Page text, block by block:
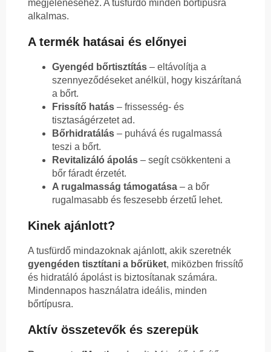
megjelenéséhez. A tusfürdő minden bőrtípusra
alkalmas.
A termék hatásai és előnyei
Gyengéd bőrtisztítás – eltávolítja a
szennyeződéseket anélkül, hogy kiszárítaná
a bőrt.
Frissítő hatás – frissesség- és
tisztaságérzetet ad.
Bőrhidratálás – puhává és rugalmassá
teszi a bőrt.
Revitalizáló ápolás – segít csökkenteni a
bőr fáradt érzetét.
A rugalmasság támogatása – a bőr
rugalmasabb és feszesebb érzetű lehet.
Kinek ajánlott?
A tusfürdő mindazoknak ajánlott, akik szeretnék
gyengéden tisztítani a bőrüket, miközben frissítő
és hidratáló ápolást is biztosítanak számára.
Mindennapos használatra ideális, minden
bőrtípusra.
Aktív összetevők és szerepük